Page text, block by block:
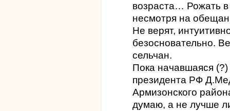
возраста… Рожать
несмотря на
Не верят,
безосновательно.
сельчан.
Пока начавшаяся
президента РФ
Армизонского
думаю, а не лучше